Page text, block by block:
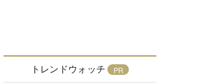
トレンドウォッチ